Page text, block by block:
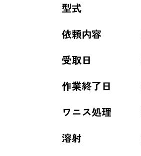
型式
依頼内容
受取日
作業終了日
ワニス処理
溶射